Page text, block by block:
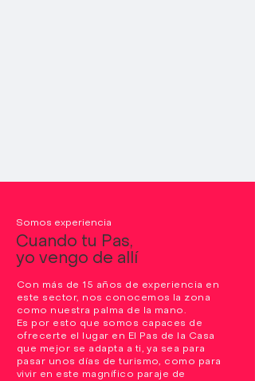
Somos experiencia
Cuando tu Pas,
yo vengo de allí
Con más de 15 años de experiencia en
este sector, nos conocemos la zona
como nuestra palma de la mano.
Es por esto que somos capaces de
ofrecerte el lugar en El Pas de la Casa
que mejor se adapta a ti, ya sea para
pasar unos días de turismo, como para
vivir en este magnífico paraje de